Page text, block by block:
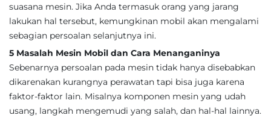
suasana mesin. Jika Anda termasuk orang yang jarang
lakukan hal tersebut, kemungkinan mobil akan mengalami
sebagian persoalan selanjutnya ini.
5 Masalah Mesin Mobil dan Cara Menanganinya
Sebenarnya persoalan pada mesin tidak hanya disebabkan
dikarenakan kurangnya perawatan tapi bisa juga karena
faktor-faktor lain. Misalnya komponen mesin yang udah
usang, langkah mengemudi yang salah, dan hal-hal lainnya.